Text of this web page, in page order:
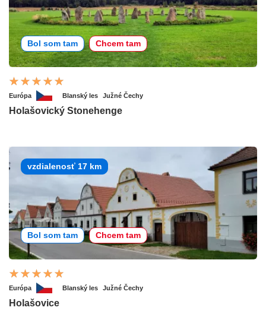
Bol som tam Chcem tam
Európa Blanský les Južné Čechy
Holašovický Stonehenge
vzdialenosť 17 km
Bol som tam Chcem tam
Európa Blanský les Južné Čechy
Holašovice